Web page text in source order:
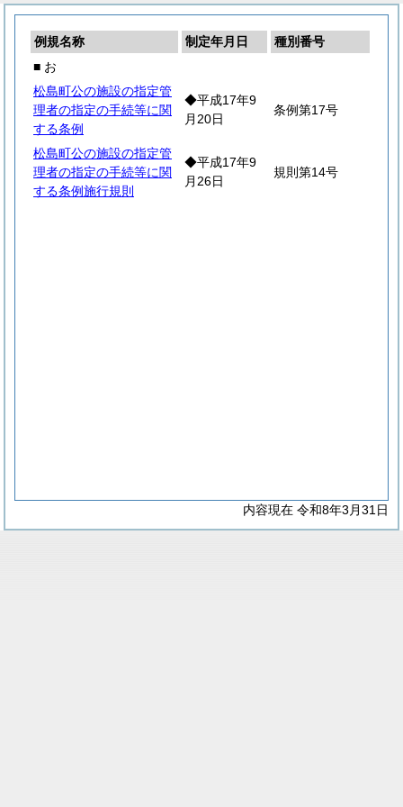
例規名称 制定年月日
種別番号
■ お
松島町公の施設の指定管
理者の指定の手続等に関
する条例
◆平成17年9
月20日
条例第17号
松島町公の施設の指定管
理者の指定の手続等に関
する条例施行規則
◆平成17年9
月26日
規則第14号
内容現在 令和8年3月31日